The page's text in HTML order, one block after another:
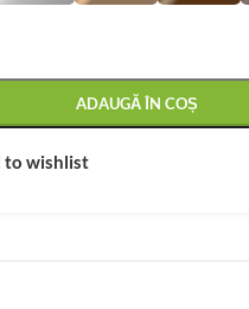
ADAUGĂ ÎN COȘ
to wishlist